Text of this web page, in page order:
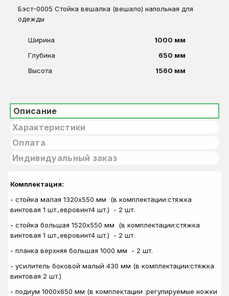
Бэст-0005 Стойка вешалка (вешало) напольная для
одежды
Ширина
1000 мм
Глубина
650 мм
Высота
1560 мм
Описание
Характеристики
Оплата
Индивидуальный заказ
Комплектация:
- стойка малая 1320х550 мм (в комплектации:стяжка
винтовая 1 шт.,евровинт4 шт.) - 2 шт.
- стойка большая 1520х550 мм (в комплектации:стяжка
винтовая 1 шт.,евровинт4 шт.) - 2 шт.
- планка верхняя большая 1000 мм - 2 шт.
- усилитель боковой малый 430 мм (в комплектации:стяжка
винтовая 2 шт.)
- подиум 1000х650 мм (в комплектации :регулируемые ножки